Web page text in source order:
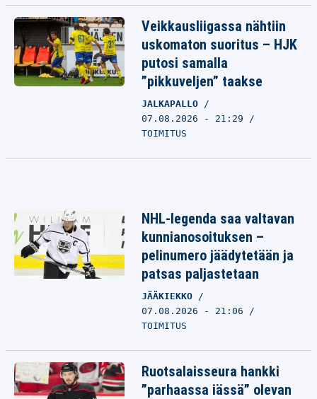
Veikkausliigassa nähtiin
uskomaton suoritus – HJK
putosi samalla
”pikkuveljen” taakse
JALKAPALLO
07.08.2026 - 21:29
TOIMITUS
NHL-legenda saa valtavan
kunnianosoituksen –
pelinumero jäädytetään ja
patsas paljastetaan
JÄÄKIEKKO
07.08.2026 - 21:06
TOIMITUS
Ruotsalaisseura hankki
”parhaassa iässä” olevan